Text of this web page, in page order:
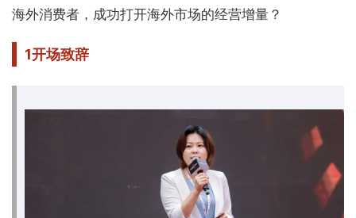
海外消费者，成功打开海外市场的经营增量？
1开场致辞